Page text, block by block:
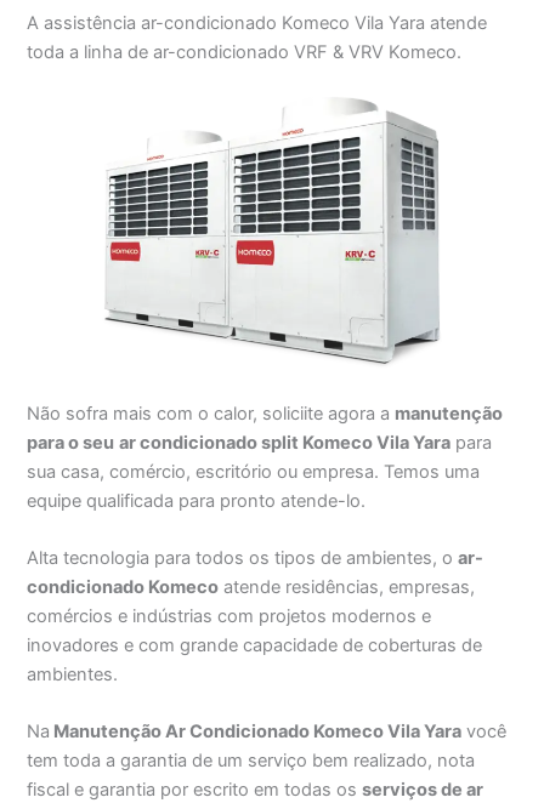
A assistência ar-condicionado Komeco Vila Yara atende
toda a linha de ar-condicionado VRF & VRV Komeco.
Não sofra mais com o calor, soliciite agora a manutenção
para o seu ar condicionado split Komeco Vila Yara para
sua casa, comércio, escritório ou empresa. Temos uma
equipe qualificada para pronto atende-lo.
Alta tecnologia para todos os tipos de ambientes, oar-
condicionado Komeco atende residências, empresas,
comércios e indústrias com projetos modernos e
inovadores e com grande capacidade de coberturas de
ambientes.
Na Manutenção Ar Condicionado Komeco Vila Yara você
tem toda a garantia de um serviço bem realizado, nota
fiscal e garantia por escrito em todas osserviços de ar